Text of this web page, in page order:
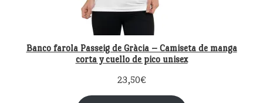
Banco farola Passeig de Gràcia – Camiseta de manga
corta y cuello de pico unisex
23,50€